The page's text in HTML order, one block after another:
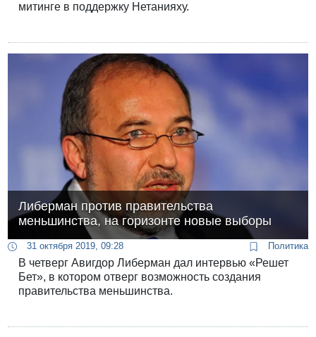
митинге в поддержку Нетанияху.
Либерман против правительства
меньшинства, на горизонте новые выборы
31 октября 2019, 09:28 Политика
В четверг Авигдор Либерман дал интервью «Решет
Бет», в котором отверг возможность создания
правительства меньшинства.